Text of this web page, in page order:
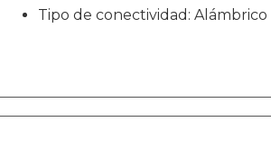
Tipo de conectividad: Alámbrico